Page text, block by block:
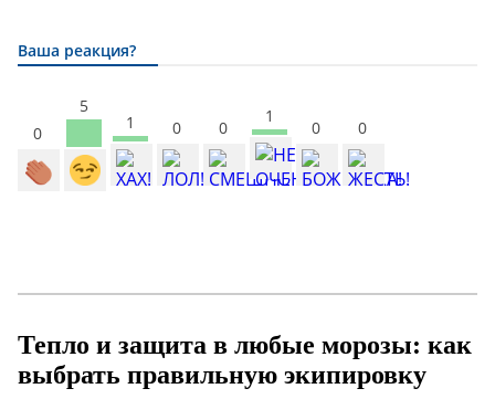
Ваша реакция?
0
5
1 0 0
1
0 0
Тепло и защита в любые морозы: как
выбрать правильную экипировку